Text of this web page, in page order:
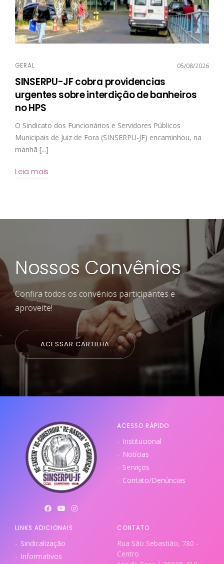
GERAL 05/08/2026
SINSERPU-JF cobra providencias
urgentes sobre interdição de banheiros
no HPS
O Sindicato dos Funcionários e Servidores Públicos
Municipais de Juiz de Fora (SINSERPU-JF) encaminhou, na
manhã [...]
Leia mais
Nossos Convênios
Confira todos os convênios participantes e
aproveite!
ACESSAR CARTILHA
ACESSO RÁPIDO
Institucional
Notícias
Serviços
Contato/Denúncias
LINKS ADICIONAIS
Sindicalização
Informativos
CONTATO
Rua São Sebastião, 780 -
Centro